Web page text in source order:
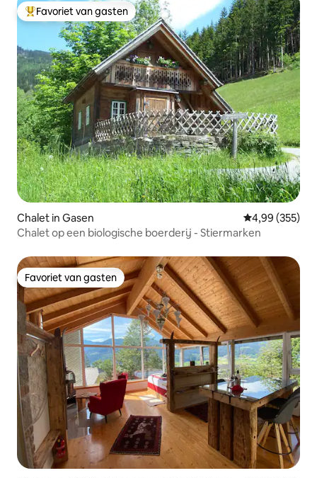
Topfavoriet van gasten
Favoriet van gasten
Chalet in Gasen Gemiddelde
4,99 (355)
Chalet op een biologische boerderij - Stiermarken
Favoriet van gasten
Favoriet van gasten